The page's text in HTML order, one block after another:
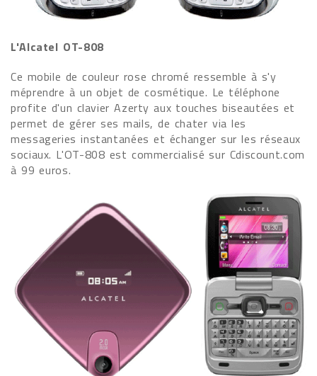
L'Alcatel OT-808
Ce mobile de couleur rose chromé ressemble à s'y
méprendre à un objet de cosmétique. Le téléphone
profite d'un clavier Azerty aux touches biseautées et
permet de gérer ses mails, de chater via les
messageries instantanées et échanger sur les réseaux
sociaux. L'OT-808 est commercialisé sur Cdiscount.com
à 99 euros.